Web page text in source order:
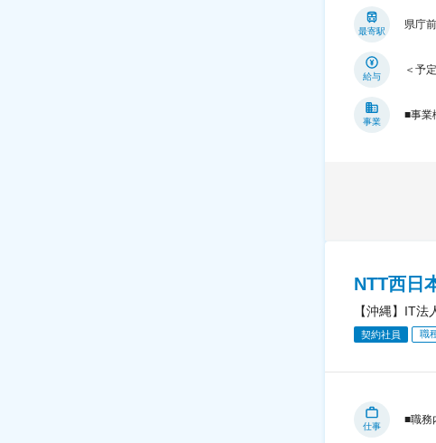
最寄駅
県庁
給与
＜予
事業
■事業
NTT西日
【沖縄】IT
契約社員 職
仕事
■職務